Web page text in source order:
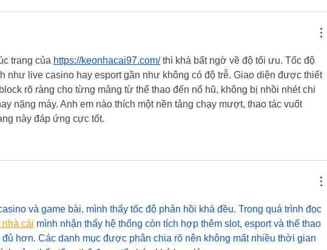
trang của https://keonhacai97.com/ thì khá bất ngờ về độ tối ưu. Tốc độ
như live casino hay esport gần như không có độ trễ. Giao diện được thiết
rõ ràng cho từng mảng từ thể thao đến nổ hũ, không bị nhồi nhét chi
nặng máy. Anh em nào thích một nền tảng chạy mượt, thao tác vuốt
này đáp ứng cực tốt.
và game bài, mình thấy tốc độ phản hồi khá đều. Trong quá trình đọc
nhà cái mình nhận thấy hệ thống còn tích hợp thêm slot, esport và thể thao
đủ hơn. Các danh mục được phân chia rõ nên không mất nhiều thời gian